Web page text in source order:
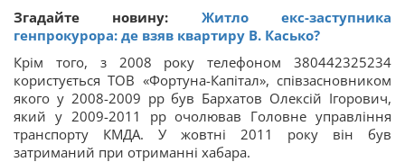
Згадайте новину: Житло екс-заступника
генпрокурора: де взяв квартиру В. Касько?
Крім того, з 2008 року телефоном 380442325234
користується ТОВ «Фортуна-Капітал», співзасновником
якого у 2008-2009 рр був Бархатов Олексій Ігорович,
який у 2009-2011 рр очолював Головне управління
транспорту КМДА. У жовтні 2011 року він був
затриманий при отриманні хабара.